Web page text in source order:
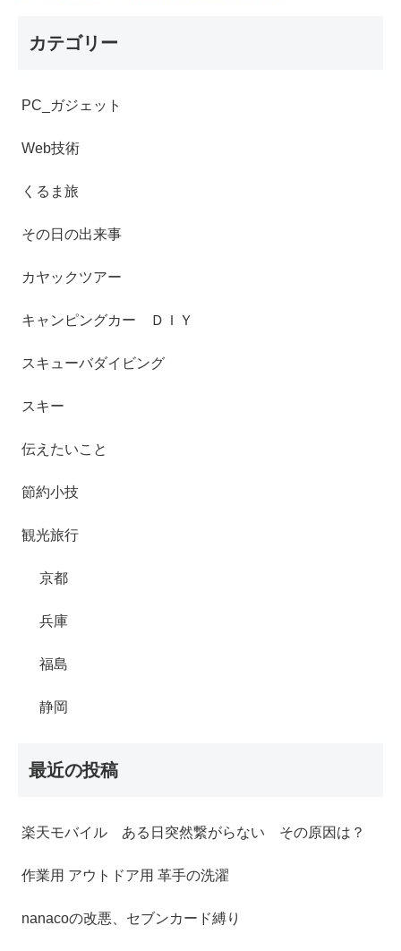
カテゴリー
PC_ガジェット
Web技術
くるま旅
その日の出来事
カヤックツアー
キャンピングカー ＤＩＹ
スキューバダイビング
スキー
伝えたいこと
節約小技
観光旅行
京都
兵庫
福島
静岡
最近の投稿
楽天モバイル ある日突然繋がらない その原因は？
作業用 アウトドア用 革手の洗濯
nanacoの改悪、セブンカード縛り